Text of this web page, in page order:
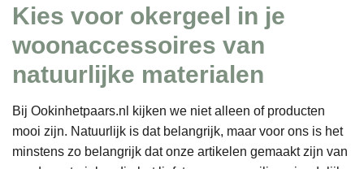
Kies voor okergeel in je
woonaccessoires van
natuurlijke materialen
Bij Ookinhetpaars.nl kijken we niet alleen of producten
mooi zijn. Natuurlijk is dat belangrijk, maar voor ons is het
minstens zo belangrijk dat onze artikelen gemaakt zijn van